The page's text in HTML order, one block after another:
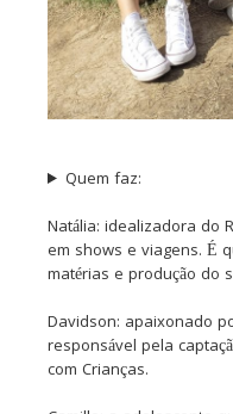
Quem faz:
Natália: idealizadora do
em shows e viagens. É
matérias e produção do
Davidson: apaixonado
responsável pela
com Crianças.